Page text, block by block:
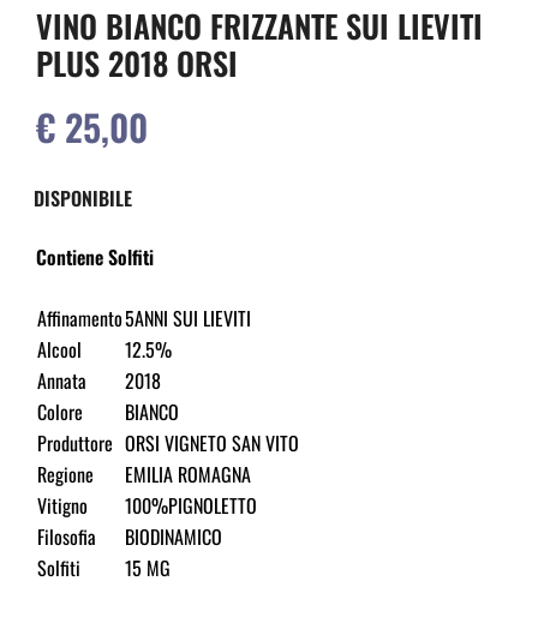
VINO BIANCO FRIZZANTE SUI LIEVITI
PLUS 2018 ORSI
€ 25,00
DISPONIBILE
Contiene Solfiti
Affinamento5ANNI SUI LIEVITI
Alcool
12.5%
Annata
2018
Colore
BIANCO
Produttore ORSI VIGNETO SAN VITO
Regione
EMILIA ROMAGNA
Vitigno
100%PIGNOLETTO
Filosofia
BIODINAMICO
Solfiti
15 MG